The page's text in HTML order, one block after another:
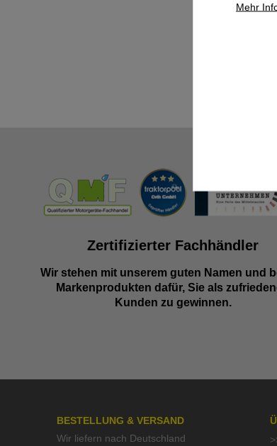
Zertifizierter Fachhändler
Wir stehen mit unserem guten Namen und
Markenprodukten dafür, Sie als
Kunden zu gewinnen.
BESTELLUNG & VERSAND
Wir liefern nach Deutschland
Mehr